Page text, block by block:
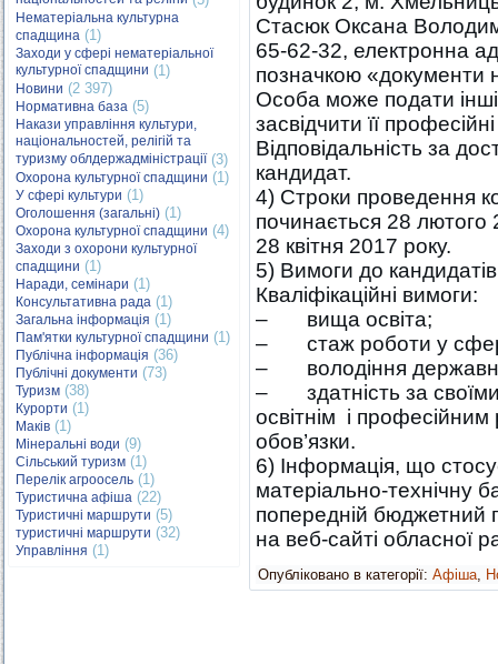
Нематеріальна культурна
спадщина (1)
Заходи у сфері нематеріальної
культурної спадщини (1)
Новини (2 397)
Нормативна база (5)
Накази управління культури,
національностей, релігій та
туризму облдержадміністрації(3)
Охорона культурної спадщини (1)
У сфері культури (1)
Оголошення (загальні) (1)
Охорона культурної спадщини (4)
Заходи з охорони культурної
спадщини (1)
Наради, семінари (1)
Консультативна рада (1)
Загальна інформація (1)
Пам'ятки культурної спадщини (1)
Публічна інформація (36)
Публічні документи (73)
Туризм (38)
Курорти (1)
Маків (1)
Мінеральні води (9)
Сільський туризм (1)
Перелік агроосель (1)
Туристична афіша (22)
Туристичні маршрути (5)
туристичні маршрути (32)
Управління (1)
Стасюк Оксана
65-62-32, електронна
позначкою «документи
Особа може подати
засвідчити її
Відповідальність за
кандидат.
4) Строки проведення
починається 28 лютого
28 квітня 2017 року.
5) Вимоги до кандидатів
Кваліфікаційні вимоги:
– вища освіта;
– стаж роботи у сфері
– володіння
– здатність за своїми
освітнім і професійним
обов’язки.
6) Інформація, що
матеріально-технічну
попередній бюджетний
на веб-сайті обласної
Опубліковано в категорії: Афіша,